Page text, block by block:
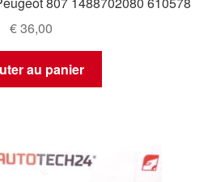
€36,00
au panier